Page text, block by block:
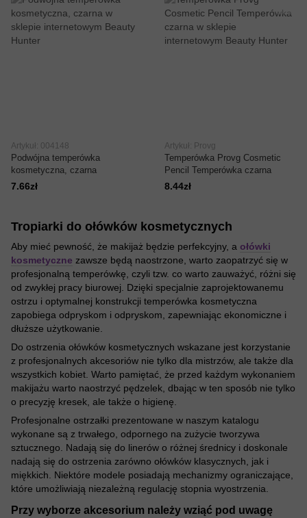
Artykuł: 004148
Podwójna temperówka
kosmetyczna, czarna
7.66zł
Artykuł: Provg
Temperówka Provg Cosmetic
Pencil Temperówka czarna
8.44zł
Tropiarki do ołówków kosmetycznych
Aby mieć pewność, że makijaż będzie perfekcyjny, a ołówki
kosmetyczne zawsze będą naostrzone, warto zaopatrzyć się w
profesjonalną temperówkę, czyli tzw. co warto zauważyć, różni się
od zwykłej pracy biurowej. Dzięki specjalnie zaprojektowanemu
ostrzu i optymalnej konstrukcji temperówka kosmetyczna
zapobiega odpryskom i odpryskom, zapewniając ekonomiczne i
dłuższe użytkowanie.
Do ostrzenia ołówków kosmetycznych wskazane jest korzystanie
z profesjonalnych akcesoriów nie tylko dla mistrzów, ale także dla
wszystkich kobiet. Warto pamiętać, że przed każdym wykonaniem
makijażu warto naostrzyć pędzelek, dbając w ten sposób nie tylko
o precyzję kresek, ale także o higienę.
Profesjonalne ostrzałki prezentowane w naszym katalogu
wykonane są z trwałego, odpornego na zużycie tworzywa
sztucznego. Nadają się do linerów o różnej średnicy i doskonale
nadają się do ostrzenia zarówno ołówków klasycznych, jak i
miękkich. Niektóre modele posiadają mechanizmy ograniczające,
które umożliwiają niezależną regulację stopnia wyostrzenia.
Przy wyborze akcesorium należy wziąć pod uwagę